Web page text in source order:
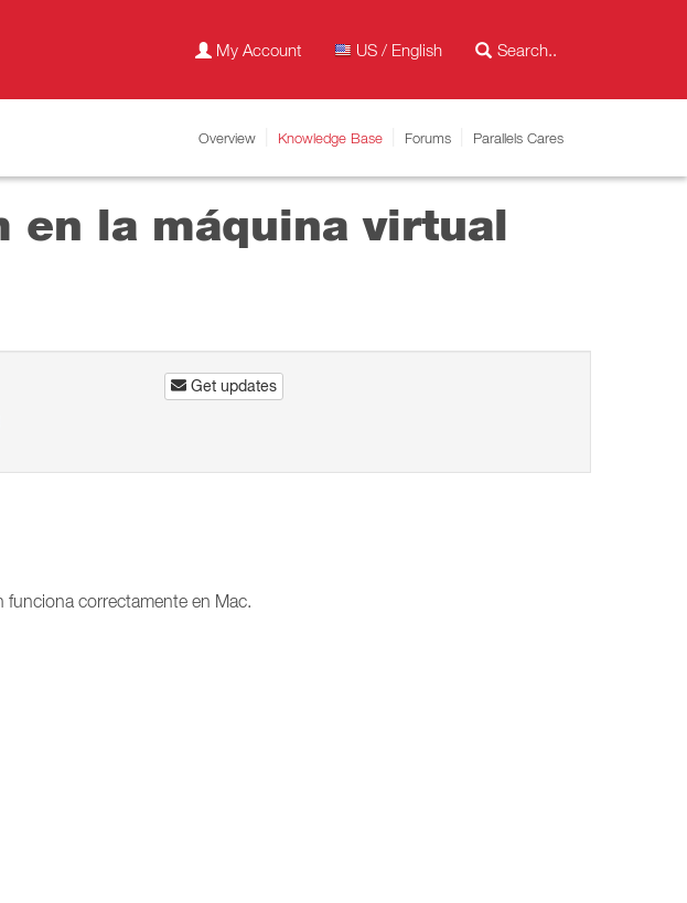
My Account US / English
Overview Knowledge Base Forums Parallels Cares
en la máquina virtual
Get updates
correctamente en Mac.